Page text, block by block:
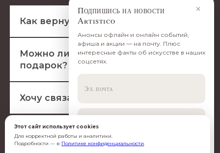
Этот сайт использует cookies
Для корректной работы и аналитики.
Подробности — в Политике конфиденциальности.
×
Подпишись на новости
Artistico
Анонсы офлайн и онлайн событий,
афиша и акции — на почту. Плюс
интересные факты об искусстве в наших
соцсетях.
Согласен(-на) собработкой данных
Как вернуть билет?
Можно ли приобрести билет в
подарок?
Хочу связаться с менеджером